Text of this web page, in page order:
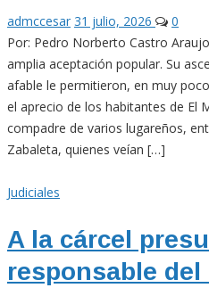
admccesar 31 julio, 2026
0
Por: Pedro Norberto Castro
amplia aceptación popular. Su
afable le permitieron, en muy
el aprecio de los habitantes de El
compadre de varios lugareños,
Zabaleta, quienes veían […]
Judiciales
A la cárcel
responsable